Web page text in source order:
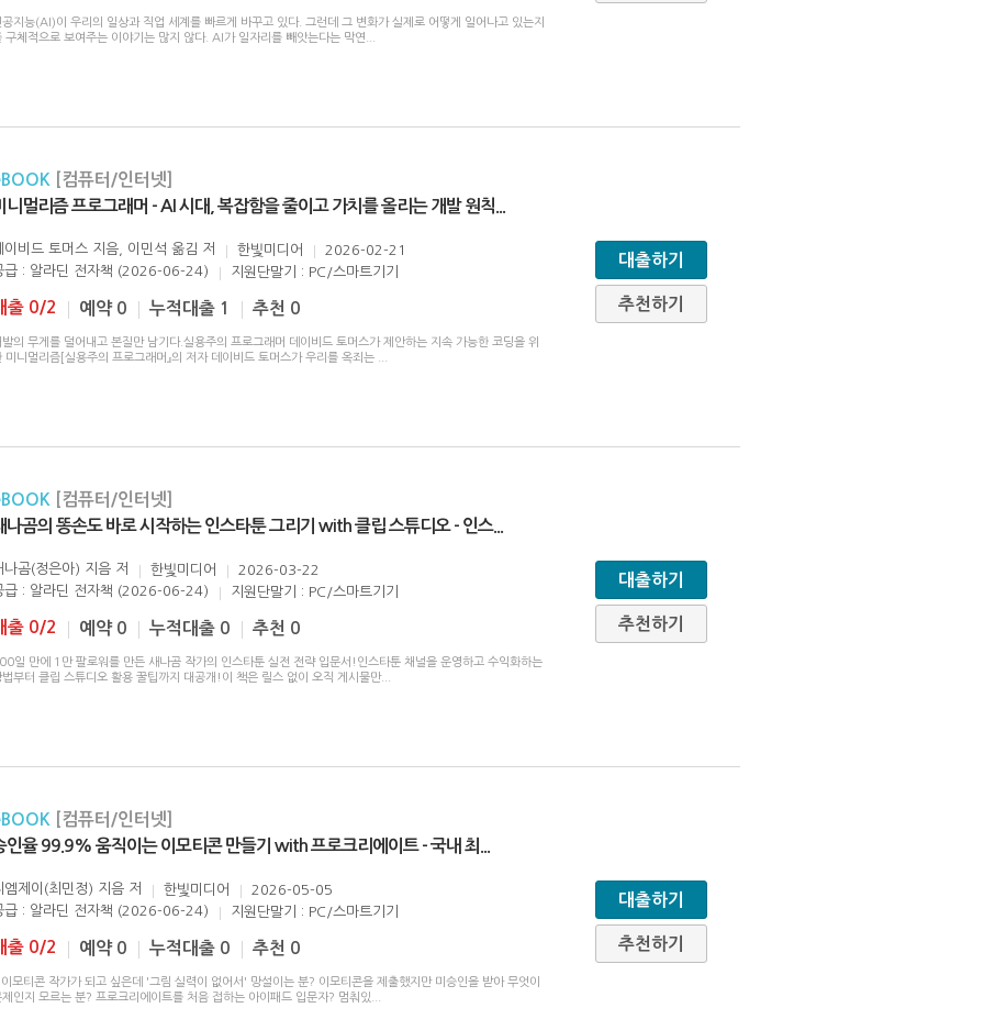
공지능(AI)이 우리의 일상과 직업 세계를 빠르게 바꾸고 있다. 그런데 그 변화가 실제로 어떻게 일어나고 있는지
구체적으로 보여주는 이야기는 많지 않다. AI가 일자리를 빼앗는다는 막연
[컴퓨터/인터넷]
니멀리즘 프로그래머 - AI 시대, 복잡함을 줄이고 가치를 올리는 개발 원칙
이비드 토머스 지음, 이민석 옮김 저 한빛미디어
2026-02-21
급 : 알라딘 전자책 (2026-06-24)
지원단말기 : PC/스마트기기
출 0/2 예약 0 누적대출 1 추천 0
발의 무게를 덜어내고 본질만 남기다.실용주의 프로그래머 데이비드 토머스가 제안하는 지속 가능한 코딩을 위
미니멀리즘[실용주의 프로그래머』의 저자 데이비드 토머스가 우리를 옥죄는
대출하기
추천하기
[컴퓨터/인터넷]
나곰의 똥손도 바로 시작하는 인스타툰 그리기 with 클립 스튜디오 - 인스...
나곰(정은아) 지음 저 한빛미디어
2026-03-22
급 : 알라딘 전자책 (2026-06-24)
지원단말기 : PC/스마트기기
출 0/2 예약 0 누적대출 0 추천 0
일 만에 1만 팔로워를 만든 새나곰 작가의 인스타툰 실전 전략 입문서!인스타툰 채널을 운영하고 수익화하는
법부터 클립 스튜디오 활용 꿀팁까지 대공개!이 책은 릴스 없이 오직 게시물만...
대출하기
추천하기
[컴퓨터/인터넷]
인율 99.9% 움직이는 이모티콘 만들기 with 프로크리에이트 - 국내 최
엠제이(최민정) 지음 저 한빛미디어
2026-05-05
급 : 알라딘 전자책 (2026-06-24)
지원단말기 : PC/스마트기기
출 0/2 예약 0 누적대출 0 추천 0
모티콘 작가가 되고 싶은데 '그림 실력이 없어서' 망설이는 분? 이모티콘을 제출했지만 미승인을 받아 무엇이
제인지 모르는 분? 프로크리에이트를 처음 접하는 아이패드 입문자? 멈춰있
대출하기
추천하기